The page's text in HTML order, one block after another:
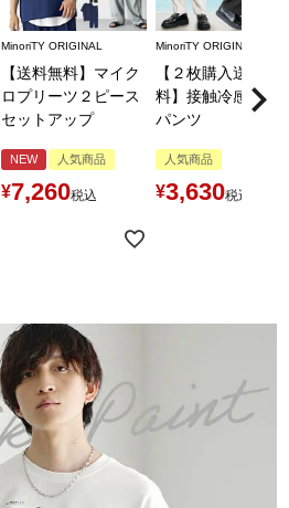
MinoriTY ORIGINAL
【送料無料】マイク
ロプリーツ２ピース
セットアップ
NEW 人気商品
¥7,260税込
MinoriTY ORIGINAL
【２枚購入送料無
料】接触冷感とろ
パンツ
人気商品
¥3,630税込